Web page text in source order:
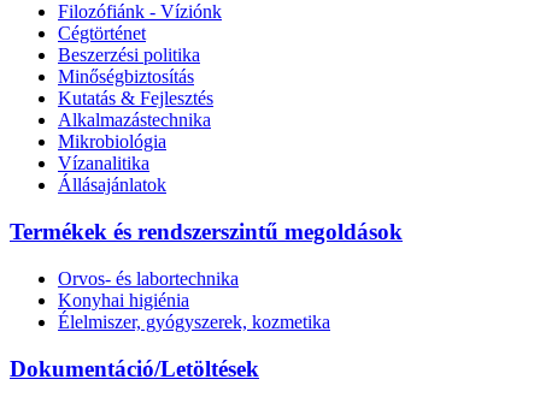
Filozófiánk - Víziónk
Cégtörténet
Beszerzési politika
Minőségbiztosítás
Kutatás & Fejlesztés
Alkalmazástechnika
Mikrobiológia
Vízanalitika
Állásajánlatok
Termékek és rendszerszintű megoldások
Orvos- és labortechnika
Konyhai higiénia
Élelmiszer, gyógyszerek, kozmetika
Dokumentáció/Letöltések